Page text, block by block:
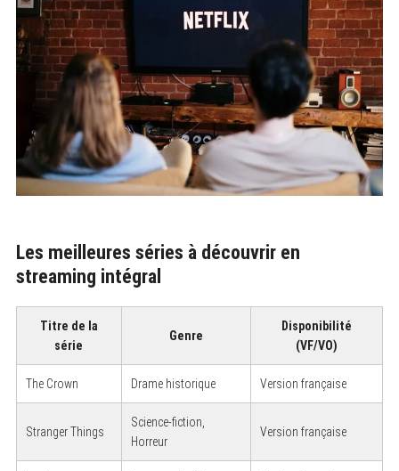
Les meilleures séries à découvrir en
streaming intégral
Titre de la
série
Genre
Disponibilité
(VF/VO)
The Crown Drame historique Version française
Stranger Things
Science-fiction,
Horreur
Version française